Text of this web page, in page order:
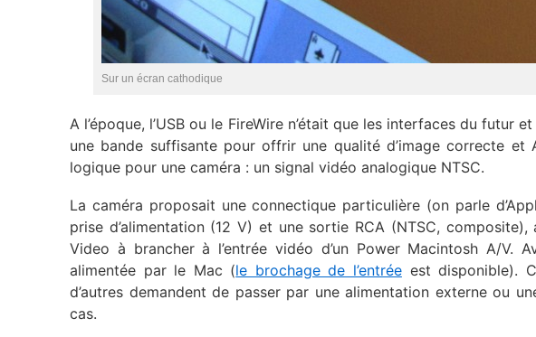
Sur un écran cathodique
A l’époque, l’USB ou le FireWire n’était que les interfaces du futur
une bande suffisante pour offrir une qualité d’image correcte
logique pour une caméra : un signal vidéo analogique NTSC.
La caméra proposait une connectique particulière (on parle
prise d’alimentation (12 V) et une sortie RCA (NTSC,
Video à brancher à l’entrée vidéo d’un Power Macintosh A/
alimentée par le Mac (le brochage de l’entréeest disponible).
d’autres demandent de passer par une alimentation externe ou
cas.